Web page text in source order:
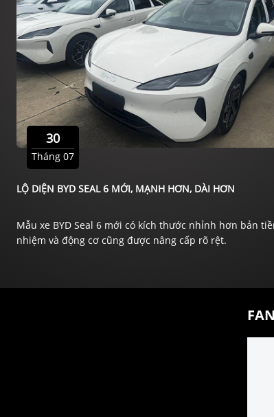
LỘ DIỆN BYD SEAL 6 MỚI, MẠNH HƠN, DÀI HƠN
Mẫu xe BYD Seal 6 mới có kích thước nhỉnh hơn bản
nhiệm và động cơ cũng được nâng cấp rõ rệt.
30
Tháng 07